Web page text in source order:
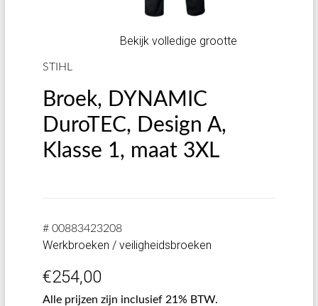
Bekijk volledige grootte
STIHL
Broek, DYNAMIC
DuroTEC, Design A,
Klasse 1, maat 3XL
# 00883423208
Werkbroeken / veiligheidsbroeken
€254,00
Alle prijzen zijn inclusief 21% BTW.